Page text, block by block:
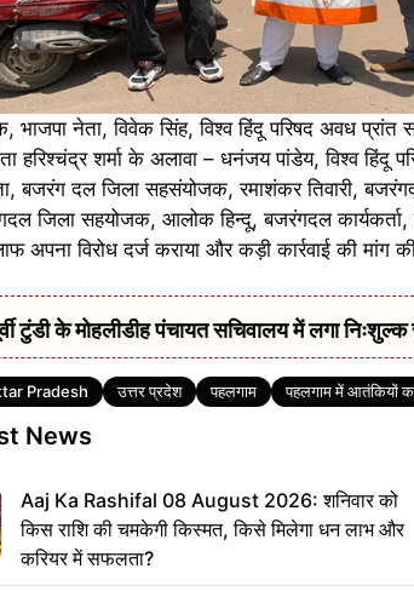
भाजपा नेता, विवेक सिंह, विश्व हिंदू परिषद अवध प्रांत
हरिश्चंद्र शर्मा के अलावा – धनंजय पांडेय, विश्व हिंदू
बजरंग दल जिला सहसंयोजक, रमाशंकर तिवारी,
जिला सहयोजक, आलोक हिन्दू, बजरंगदल
अपना विरोध दर्ज कराया और कड़ी कार्रवाई की मांग
टुंडी के मोहलीडीह पंचायत सचिवालय में लगा निःशुल्क
Pradesh उत्तर प्रदेश पहलगाम पहलगाम में आतंकियों
News
Aaj Ka Rashifal 08 August 2026: शनिवार को
किस राशि की चमकेगी किस्मत, किसे मिलेगा धन लाभ और
करियर में सफलता?